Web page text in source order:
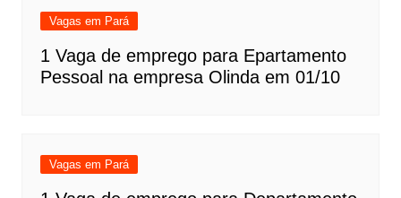
Vagas em Pará
1 Vaga de emprego para Epartamento
Pessoal na empresa Olinda em 01/10
Vagas em Pará